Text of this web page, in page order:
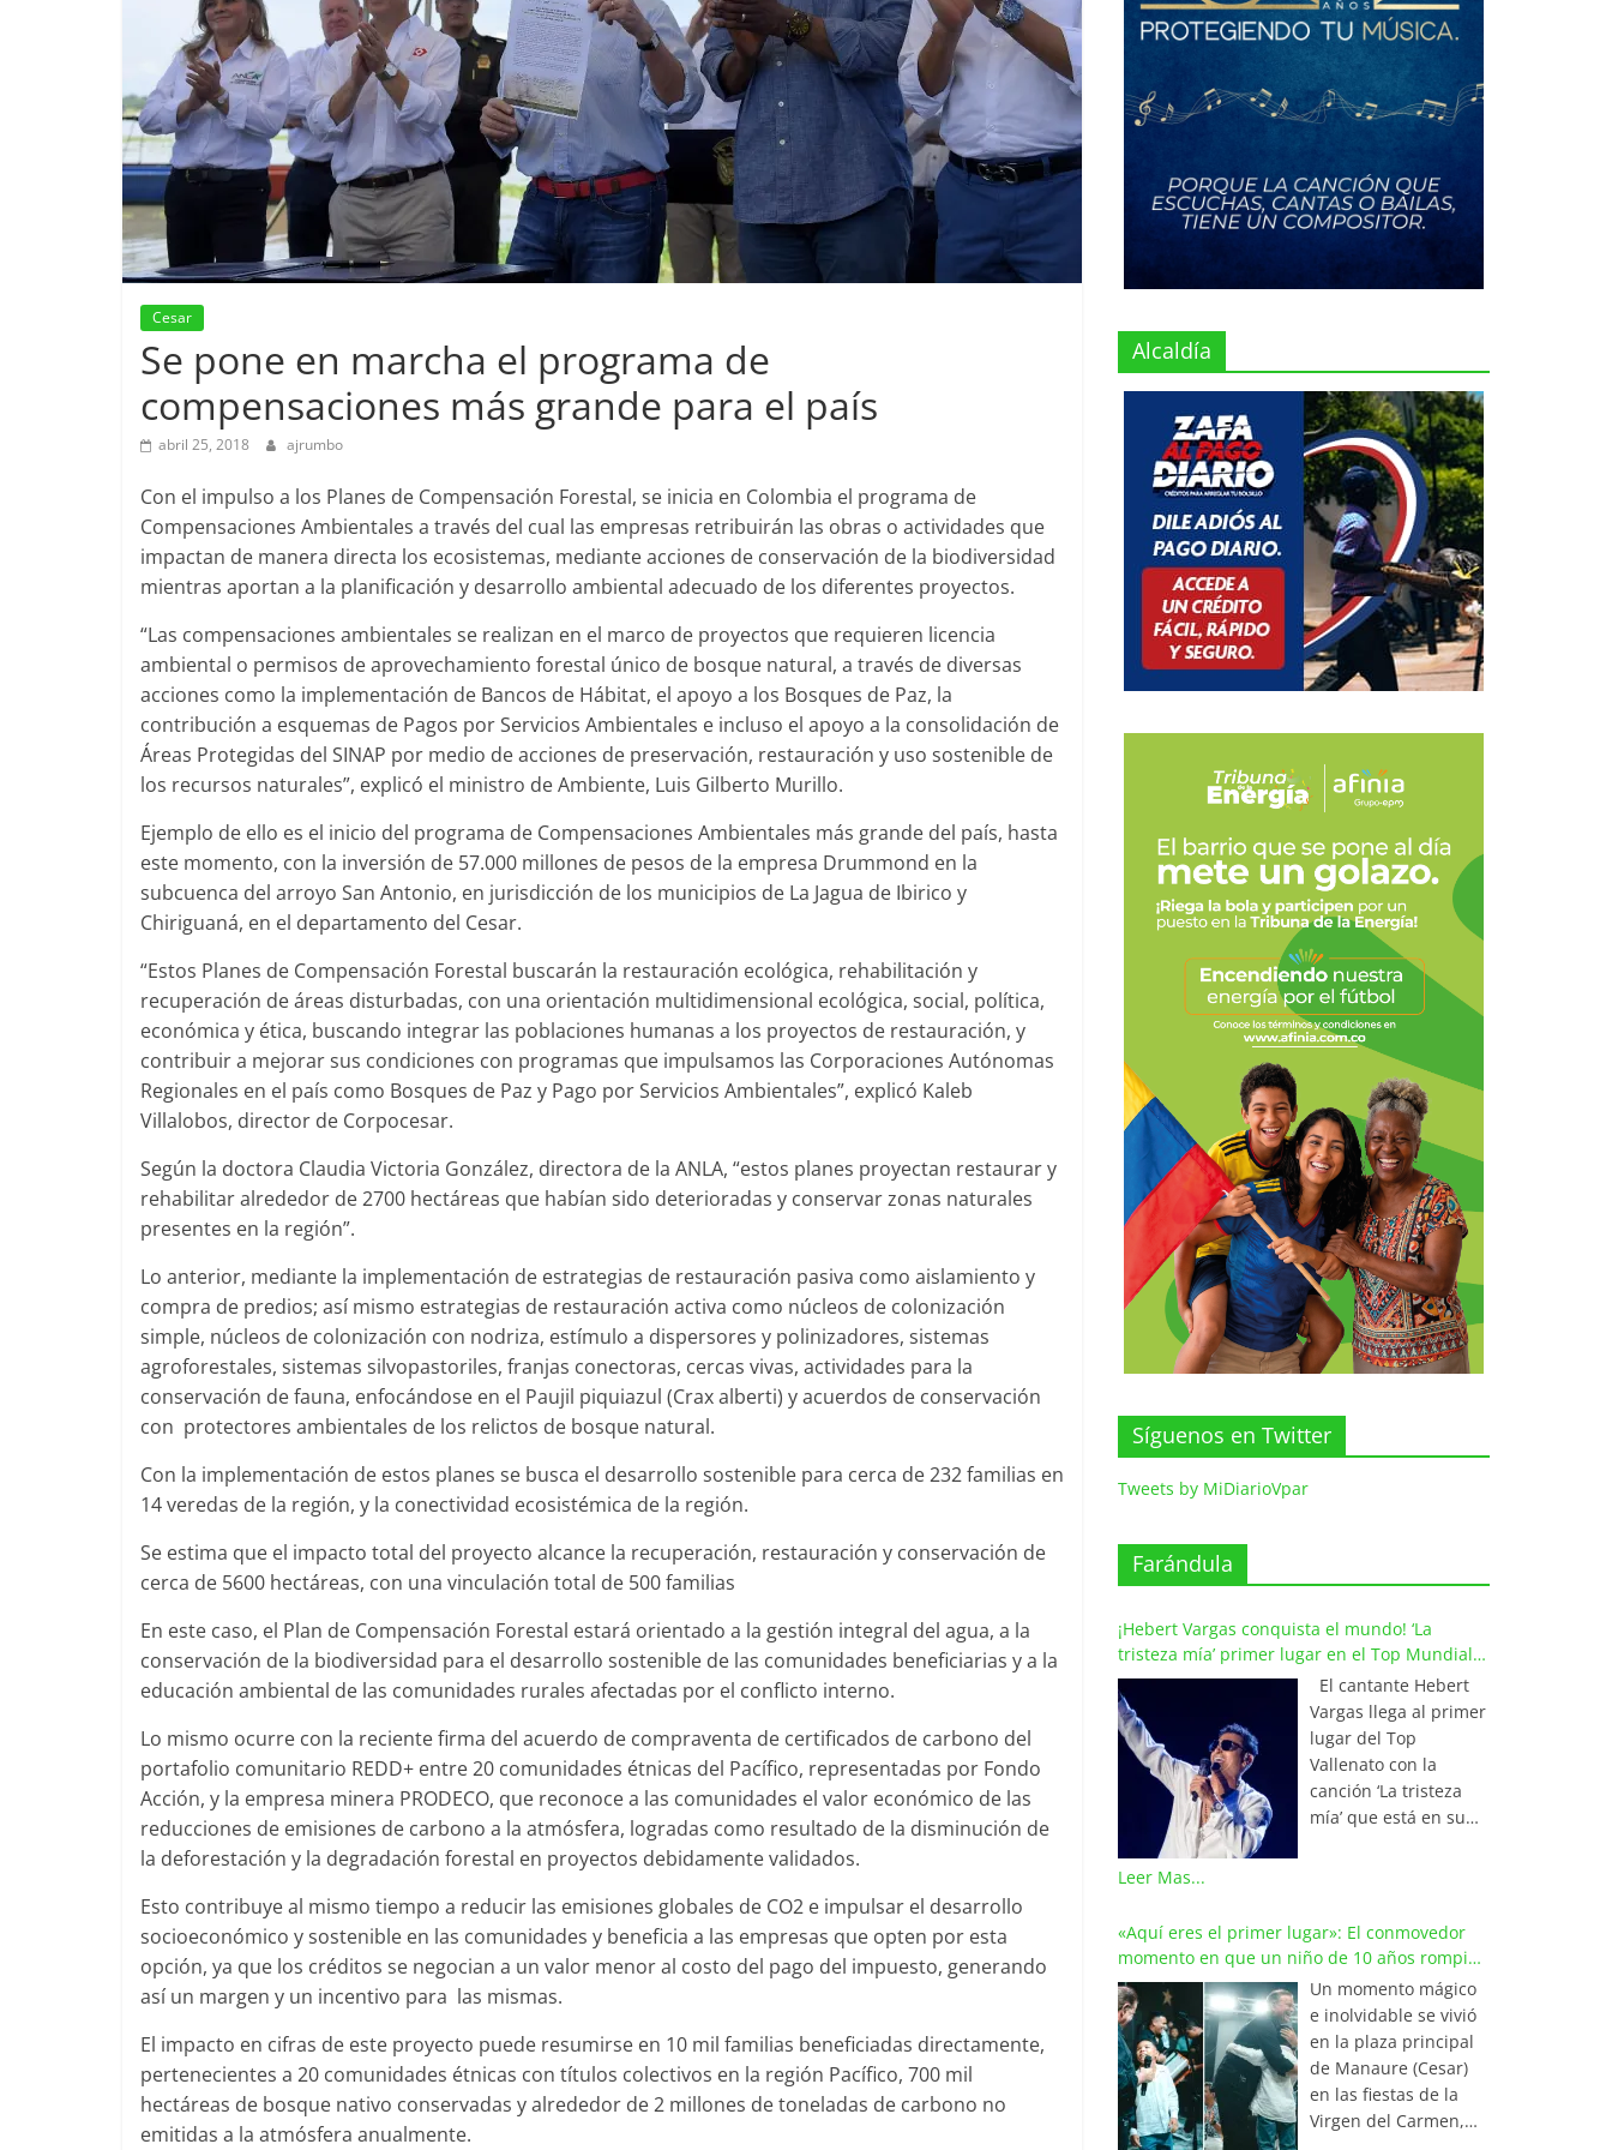
Cesar
Se pone en marcha el programa de
compensaciones más grande para el país
abril 25, 2018 ajrumbo
Con el impulso a los Planes de Compensación Forestal, se inicia en Colombia el programa de
Compensaciones Ambientales a través del cual las empresas retribuirán las obras o actividades que
impactan de manera directa los ecosistemas, mediante acciones de conservación de la biodiversidad
mientras aportan a la planificación y desarrollo ambiental adecuado de los diferentes proyectos.
“Las compensaciones ambientales se realizan en el marco de proyectos que requieren licencia
ambiental o permisos de aprovechamiento forestal único de bosque natural, a través de diversas
acciones como la implementación de Bancos de Hábitat, el apoyo a los Bosques de Paz, la
contribución a esquemas de Pagos por Servicios Ambientales e incluso el apoyo a la consolidación de
Áreas Protegidas del SINAP por medio de acciones de preservación, restauración y uso sostenible de
los recursos naturales”, explicó el ministro de Ambiente, Luis Gilberto Murillo.
Ejemplo de ello es el inicio del programa de Compensaciones Ambientales más grande del país, hasta
este momento, con la inversión de 57.000 millones de pesos de la empresa Drummond en la
subcuenca del arroyo San Antonio, en jurisdicción de los municipios de La Jagua de Ibirico y
Chiriguaná, en el departamento del Cesar.
“Estos Planes de Compensación Forestal buscarán la restauración ecológica, rehabilitación y
recuperación de áreas disturbadas, con una orientación multidimensional ecológica, social, política,
económica y ética, buscando integrar las poblaciones humanas a los proyectos de restauración, y
contribuir a mejorar sus condiciones con programas que impulsamos las Corporaciones Autónomas
Regionales en el país como Bosques de Paz y Pago por Servicios Ambientales”, explicó Kaleb
Villalobos, director de Corpocesar.
Según la doctora Claudia Victoria González, directora de la ANLA, “estos planes proyectan restaurar y
rehabilitar alrededor de 2700 hectáreas que habían sido deterioradas y conservar zonas naturales
presentes en la región”.
Lo anterior, mediante la implementación de estrategias de restauración pasiva como aislamiento y
compra de predios; así mismo estrategias de restauración activa como núcleos de colonización
simple, núcleos de colonización con nodriza, estímulo a dispersores y polinizadores, sistemas
agroforestales, sistemas silvopastoriles, franjas conectoras, cercas vivas, actividades para la
conservación de fauna, enfocándose en el Paujil piquiazul (Crax alberti) y acuerdos de conservación
con protectores ambientales de los relictos de bosque natural.
Con la implementación de estos planes se busca el desarrollo sostenible para cerca de 232 familias en
14 veredas de la región, y la conectividad ecosistémica de la región.
Se estima que el impacto total del proyecto alcance la recuperación, restauración y conservación de
cerca de 5600 hectáreas, con una vinculación total de 500 familias
En este caso, el Plan de Compensación Forestal estará orientado a la gestión integral del agua, a la
conservación de la biodiversidad para el desarrollo sostenible de las comunidades beneficiarias y a la
educación ambiental de las comunidades rurales afectadas por el conflicto interno.
Lo mismo ocurre con la reciente firma del acuerdo de compraventa de certificados de carbono del
portafolio comunitario REDD+ entre 20 comunidades étnicas del Pacífico, representadas por Fondo
Acción, y la empresa minera PRODECO, que reconoce a las comunidades el valor económico de las
reducciones de emisiones de carbono a la atmósfera, logradas como resultado de la disminución de
la deforestación y la degradación forestal en proyectos debidamente validados.
Esto contribuye al mismo tiempo a reducir las emisiones globales de CO2 e impulsar el desarrollo
socioeconómico y sostenible en las comunidades y beneficia a las empresas que opten por esta
opción, ya que los créditos se negocian a un valor menor al costo del pago del impuesto, generando
así un margen y un incentivo para las mismas.
El impacto en cifras de este proyecto puede resumirse en 10 mil familias beneficiadas directamente,
pertenecientes a 20 comunidades étnicas con títulos colectivos en la región Pacífico, 700 mil
hectáreas de bosque nativo conservadas y alrededor de 2 millones de toneladas de carbono no
emitidas a la atmósfera anualmente.
Alcaldía
Síguenos en Twitter
Tweets by MiDiarioVpar
Farándula
¡Hebert Vargas conquista el mundo! ‘La
tristeza mía’ primer lugar en el Top Mundial
del Vallenato
El cantante Hebert
Vargas llega al primer
lugar del Top
Vallenato con la
canción ‘La tristeza
mía’ que está en su
de los listados
musicales en
Colombia y países de
América y Europa.
Esta emotiva
composición del
maestro Wilfran
Castillo se posicionó
en el primer lugar de
Leer Mas...
«Aquí eres el primer lugar»: El conmovedor
momento en que un niño de 10 años rompió
en llanto al cantar con Iván Villazón
Un momento mágico
e inolvidable se vivió
en la plaza principal
de Manaure (Cesar)
en las fiestas de la
Virgen del Carmen,